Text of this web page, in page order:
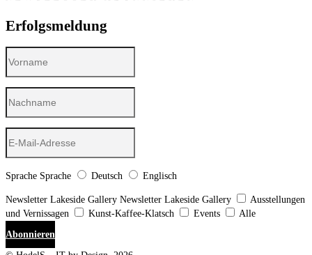
Erfolgsmeldung
Sprache Sprache Deutsch Englisch
Newsletter Lakeside Gallery Newsletter Lakeside Gallery
Ausstellungen
und Vernissagen
Kunst-Kaffee-Klatsch Events
Alle
Abonnieren